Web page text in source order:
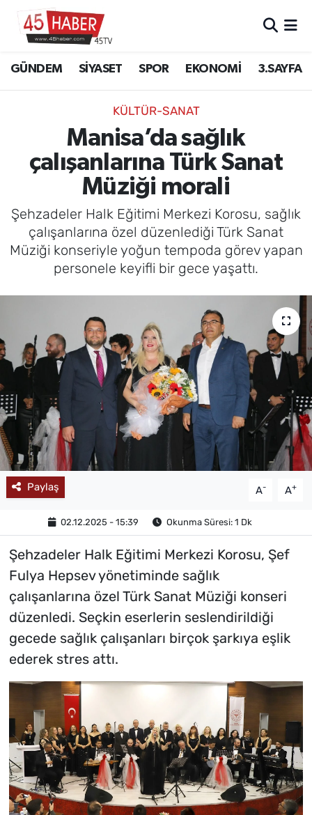
GÜNDEM SİYASET SPOR EKONOMİ 3.SAYFA
KÜLTÜR-SANAT
Manisa’da sağlık
çalışanlarına Türk Sanat
Müziği morali
Şehzadeler Halk Eğitimi Merkezi Korosu, sağlık
çalışanlarına özel düzenlediği Türk Sanat
Müziği konseriyle yoğun tempoda görev yapan
personele keyifli bir gece yaşattı.
Paylaş A- A+
02.12.2025 - 15:39 Okunma Süresi: 1 Dk
Şehzadeler Halk Eğitimi Merkezi Korosu, Şef
Fulya Hepsev yönetiminde sağlık
çalışanlarına özel Türk Sanat Müziği konseri
düzenledi. Seçkin eserlerin seslendirildiği
gecede sağlık çalışanları birçok şarkıya eşlik
ederek stres attı.
SİYASET
EKONOMİ
3.SAYFA
EĞİTİM
SAĞLIK
MAGAZİN
Manisa Hava Durumu
Manisa Namaz Vakitleri
Manisa Trafik Yoğunluk Haritası
Süper Lig Puan Durumu ve Fikstür
Tüm Manşetler
Son Dakika Haberleri